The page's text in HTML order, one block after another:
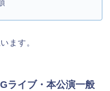
ます。
ライブ・本公演一般